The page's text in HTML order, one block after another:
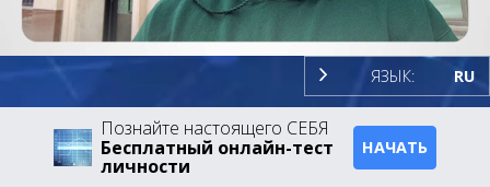
Video
ЯЗЫК: RU
Познайте настоящего СЕБЯ
Бесплатный онлайн-тест
личности
НАЧАТЬ